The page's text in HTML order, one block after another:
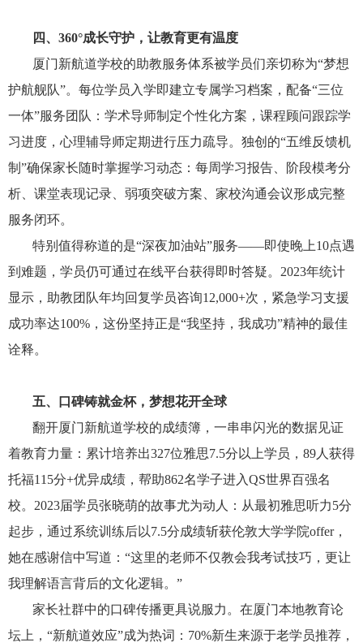
四、360°成长守护，让教育更有温度
厦门新航道学校的助教服务体系被学员们亲切称为“梦想
护航舰队”。每位学员入学即建立专属学习档案，配备“三位
一体”服务团队：学术导师制定个性化方案，课程顾问跟踪学
习进度，心理辅导师定期进行压力疏导。独创的“五维反馈机
制”确保家长随时掌握学习动态：每周学习报告、阶段模考分
析、课堂表现记录、弱项突破方案、家校沟通会议形成完整
服务闭环。
特别值得称道的是“深夜加油站”服务——即使晚上10点遇
到难题，学员仍可通过在线平台获得即时答疑。2023年统计
显示，助教团队年均回复学员咨询12,000+次，紧急学习支援
成功率达100%，这份坚持正是“我坚持，我成功”精神的最佳
诠释。
五、口碑铸就金杯，梦想花开全球
翻开厦门新航道学校的成绩簿，一串串闪光的数据见证
着教育力量：累计培养出327位雅思7.5分以上学员，89人获得
托福115分+优异成绩，帮助862名学子进入QS世界百强名
校。2023届学员张晓萌的故事尤为动人：从最初雅思听力5分
起步，通过系统训练后以7.5分成绩斩获伦敦大学学院offer，
她在感谢信中写道：“这里的老师不仅教会我考试技巧，更让
我理解语言背后的文化逻辑。”
家长社群中的口碑传播更具说服力。在厦门本地教育论
坛上，“新航道效应”成为热词：70%新生来源于老学员推荐，